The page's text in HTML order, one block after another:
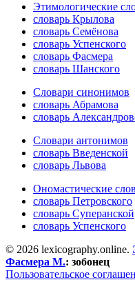
Этимологические
словарь Крылова
словарь Семёнова
словарь Успенского
словарь Фасмера
словарь Шанского
Словари синонимов
словарь Абрамова
словарь
Словари антонимов
словарь Введенской
словарь Львова
Ономастические
словарь Петровского
словарь Суперанской
словарь Успенского
© 2026 lexicography.online.
Фасмера М.: зобонец
Пользовательское